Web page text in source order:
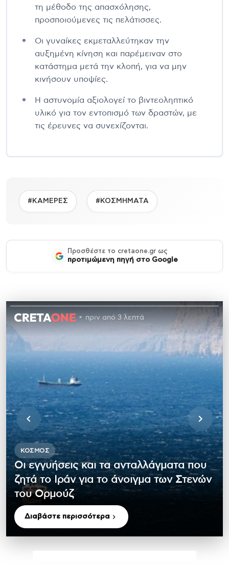
τη μέθοδο της απασχόλησης,
προσποιούμενες τις πελάτισσες.
Οι γυναίκες εκμεταλλεύτηκαν την
αυξημένη κίνηση και παρέμειναν στο
κατάστημα μετά την κλοπή, για να μην
κινήσουν υποψίες.
Η αστυνομία αξιολογεί το βιντεοληπτικό
υλικό για τον εντοπισμό των δραστών, με
τις έρευνες να συνεχίζονται.
#ΚΑΜΕΡΕΣ #ΚΟΣΜΗΜΑΤΑ
Προσθέστε το cretaone.gr ως
προτιμώμενη πηγή στο Google
πριν από 3 λεπτά
ΚΌΣΜΟΣ
Οι εγγυήσεις και τα ανταλλάγματα που
ζητά το Ιράν για το άνοιγμα των Στενών
του Ορμούζ
Διαβάστε περισσότερα